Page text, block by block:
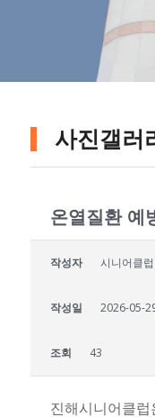
사진갤러
온열질환 예
작성자 시니어클럽
작성일 2026-05-
조회 43
진해시니어클